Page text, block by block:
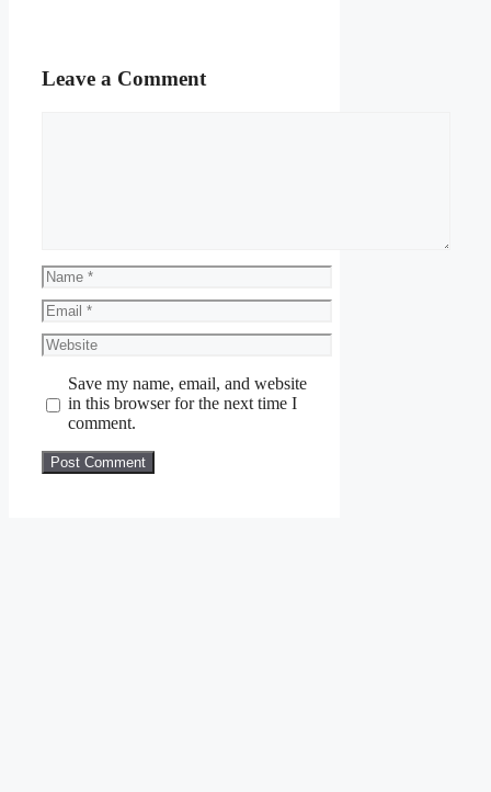
Leave a Comment
Name
Email
Website
Save my name, email, and website
in this browser for the next time I
comment.